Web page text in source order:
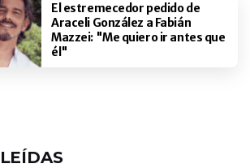
El estremecedor pedido de
Araceli González a Fabián
Mazzei: "Me quiero ir antes que
él"